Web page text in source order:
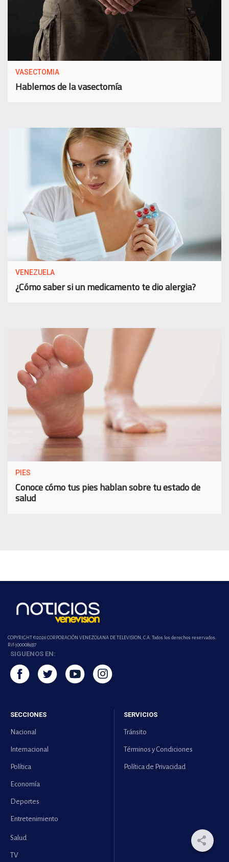
VASECTOMIA
Hablemos de la vasectomía
VENEZUELA
¿Cómo saber si un medicamento te dio alergia?
PIES
Conoce cómo tus pies hablan sobre tu estado de
salud
COPYRIGHT ©2026 CORPORACIÓN VENEZOLANA DE TELEVISION, C.A. Todos los derechos reservados.
Rif-j000089337
SIGUENOS EN:
SECCIONES
Nacional
Internacional
Política
Economía
Deportes
Entretenimiento
Salud
TV
SERVICIOS
Tránsito
Términos y Condiciones
Política de Privacidad